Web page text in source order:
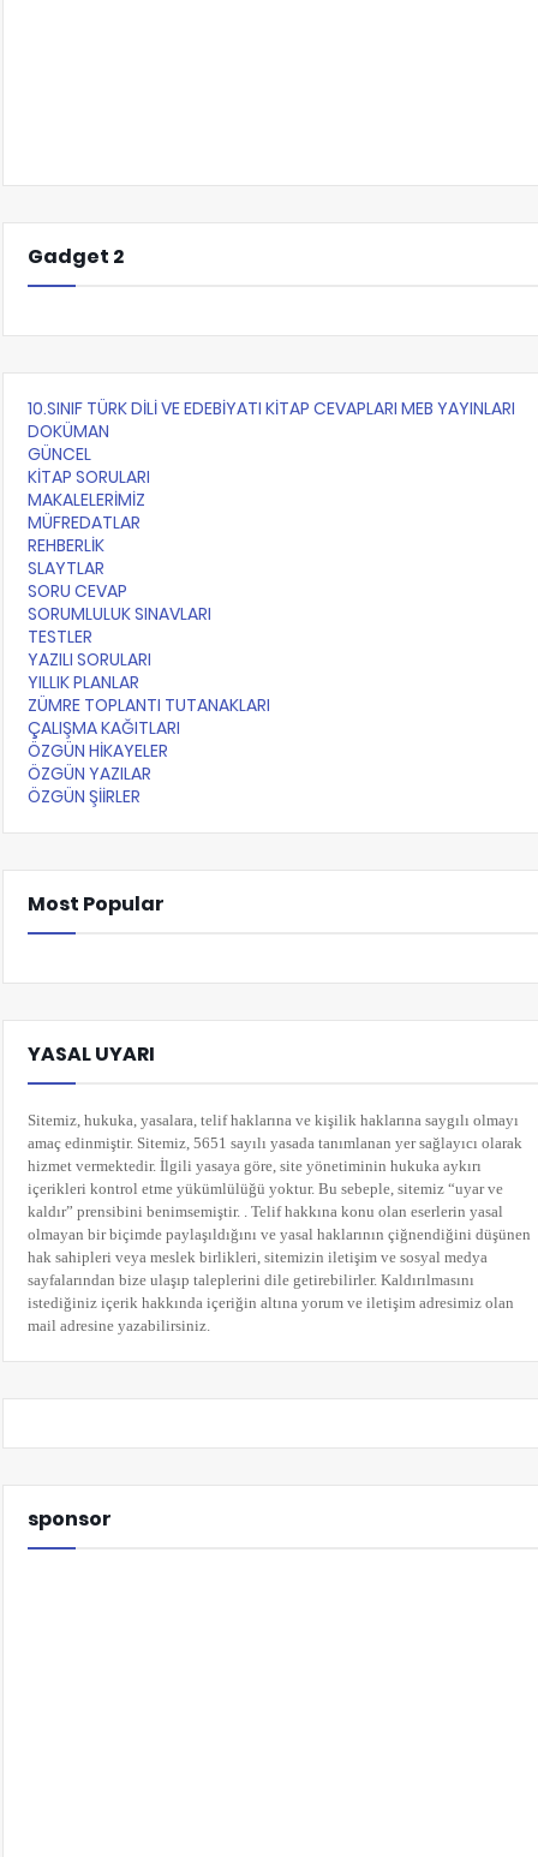
Gadget 2
10.SINIF TÜRK DİLİ VE EDEBİYATI KİTAP CEVAPLARI MEB YAYINLARI
DOKÜMAN
GÜNCEL
KİTAP SORULARI
MAKALELERİMİZ
MÜFREDATLAR
REHBERLİK
SLAYTLAR
SORU CEVAP
SORUMLULUK SINAVLARI
TESTLER
YAZILI SORULARI
YILLIK PLANLAR
ZÜMRE TOPLANTI TUTANAKLARI
ÇALIŞMA KAĞITLARI
ÖZGÜN HİKAYELER
ÖZGÜN YAZILAR
ÖZGÜN ŞİİRLER
Most Popular
YASAL UYARI
Sitemiz, hukuka, yasalara, telif haklarına ve kişilik haklarına saygılı olmayı
amaç edinmiştir. Sitemiz, 5651 sayılı yasada tanımlanan yer sağlayıcı olarak
hizmet vermektedir. İlgili yasaya göre, site yönetiminin hukuka aykırı
içerikleri kontrol etme yükümlülüğü yoktur. Bu sebeple, sitemiz “uyar ve
kaldır” prensibini benimsemiştir. . Telif hakkına konu olan eserlerin yasal
olmayan bir biçimde paylaşıldığını ve yasal haklarının çiğnendiğini düşünen
hak sahipleri veya meslek birlikleri, sitemizin iletişim ve sosyal medya
sayfalarından bize ulaşıp taleplerini dile getirebilirler. Kaldırılmasını
istediğiniz içerik hakkında içeriğin altına yorumve iletişim adresimiz olan
mail adresine yazabilirsiniz.
sponsor